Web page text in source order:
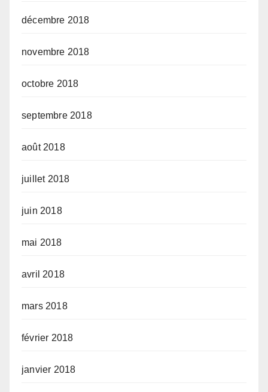
décembre 2018
novembre 2018
octobre 2018
septembre 2018
août 2018
juillet 2018
juin 2018
mai 2018
avril 2018
mars 2018
février 2018
janvier 2018